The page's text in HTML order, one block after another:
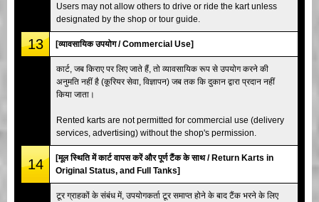
Users may not allow others to drive or ride the kart unless
designated by the shop or tour guide.
13 [व्यावसायिक उपयोग / Commercial Use]
कार्ट, जब किराए पर लिए जाते हैं, तो व्यावसायिक रूप से उपयोग करने की
अनुमति नहीं है (कूरियर सेवा, विज्ञापन) जब तक कि दुकान द्वारा प्रदान नहीं
किया जाता।
Rented karts are not permitted for commercial use (delivery
services, advertising) without the shop's permission.
14
[मूल स्थिति में कार्ट वापस करें और पूर्ण टैंक के साथ / Return Karts in
Original Status, and Full Tanks]
टूर ग्राहकों के संबंध में, उपयोगकर्ता टूर समाप्त होने के बाद टैंक भरने के लिए